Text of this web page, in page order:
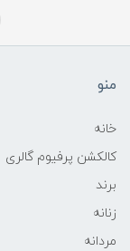
منو
خانه
کالکشن پرفیوم گالری
برند
زنانه
مردانه